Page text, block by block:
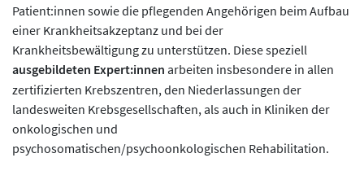
Patient:innen sowie die pflegenden Angehörigen beim Aufbau
einer Krankheitsakzeptanz und bei der
Krankheitsbewältigung zu unterstützen. Diese speziell
ausgebildeten Expert:innen arbeiten insbesondere in allen
zertifizierten Krebszentren, den Niederlassungen der
landesweiten Krebsgesellschaften, als auch in Kliniken der
onkologischen und
psychosomatischen/psychoonkologischen Rehabilitation.